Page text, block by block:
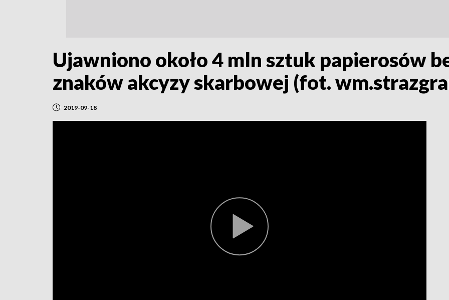
Ujawniono około 4 mln sztuk papierosów
znaków akcyzy skarbowej (fot.
2019-09-18